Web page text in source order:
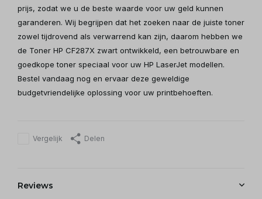
prijs, zodat we u de beste waarde voor uw geld kunnen
garanderen. Wij begrijpen dat het zoeken naar de juiste toner
zowel tijdrovend als verwarrend kan zijn, daarom hebben we
de Toner HP CF287X zwart ontwikkeld, een betrouwbare en
goedkope toner speciaal voor uw HP LaserJet modellen.
Bestel vandaag nog en ervaar deze geweldige
budgetvriendelijke oplossing voor uw printbehoeften.
Vergelijk Delen
Reviews